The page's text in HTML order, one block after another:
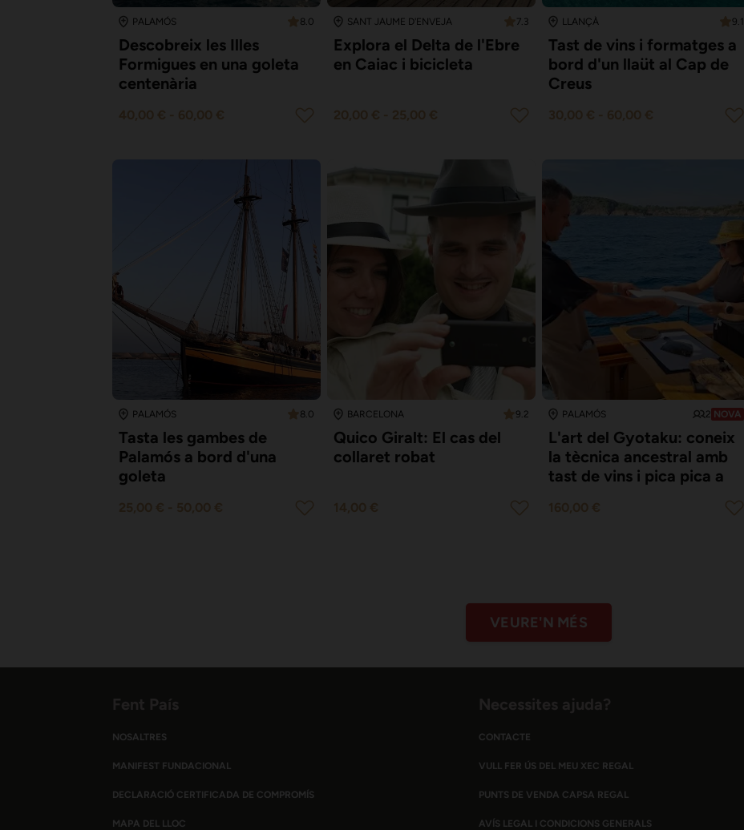
PALAMÓS 8.0
Descobreix les Illes
Formigues en una goleta
centenària
SANT JAUME D'ENVEJA 7.3
Explora el Delta de l'Ebre
en Caiac i bicicleta
LLANÇÀ 9.1
Tast de vins i formatges a
bord d'un llaüt al Cap de
Creus
PALAMÓS 8.0
Tasta les gambes de
Palamós a bord d'una
goleta
BARCELONA 9.2
Quico Giralt: El cas del
collaret robat
PALAMÓS 2 NOVA
L'art del Gyotaku: coneix
la tècnica ancestral amb
tast de vins i pica pica a
VEURE'N MÉS
NOSALTRES
MANIFEST FUNDACIONAL
DECLARACIÓ CERTIFICADA DE COMPROMÍS
MAPA DEL LLOC
CONTACTE
VULL FER ÚS DEL MEU XEC REGAL
PUNTS DE VENDA CAPSA REGAL
AVÍS LEGAL I CONDICIONS GENERALS